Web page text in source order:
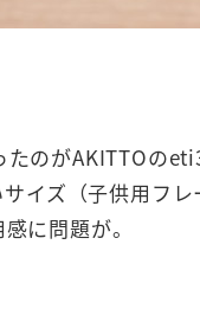
のがAKITTOの
イズ（子供用フ
に問題が。